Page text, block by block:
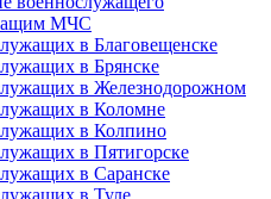
МЧС
в Благовещенске
в Брянске
в Железнодорожном
в Коломне
в Колпино
в Пятигорске
в Саранске
в Туле